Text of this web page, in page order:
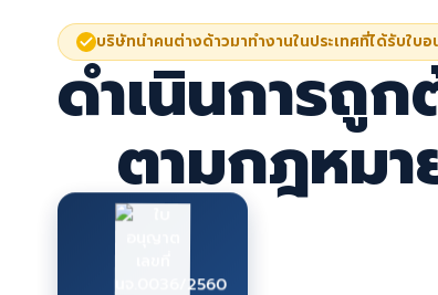
บริษัทนำคนต่างด้าวมาทำงานในประเทศที่ได้รับใบ
ดำเนินการถูก
ตามกฎหมา